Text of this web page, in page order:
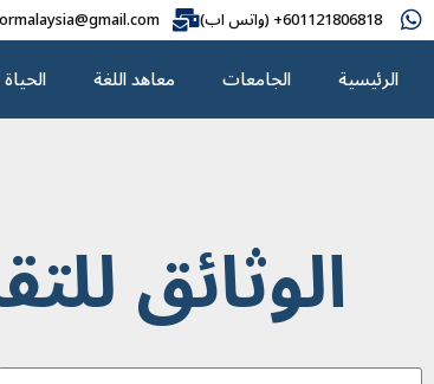
601121806818+ (واتس اب)
الرئيسية الجامعات معاهد اللغة
الوثائق